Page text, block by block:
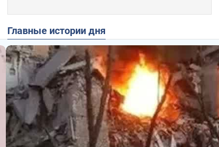
Главные истории дня